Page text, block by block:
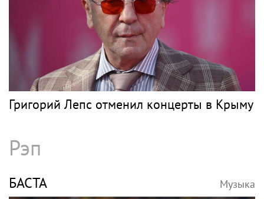
Григорий Лепс отменил концерты в Крыму
Рэп
БАСТА Музыка